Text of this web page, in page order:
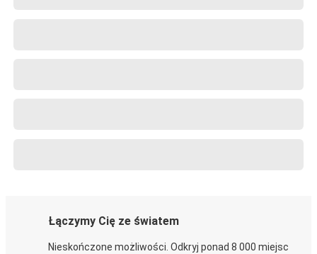
Łączymy Cię ze światem
Nieskończone możliwości. Odkryj ponad 8 000 miejsc